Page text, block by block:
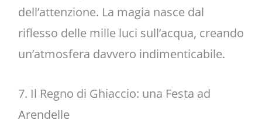
dell’attenzione. La magia nasce dal
riflesso delle mille luci sull’acqua, creando
un’atmosfera davvero indimenticabile.
7. Il Regno di Ghiaccio: una Festa ad
Arendelle